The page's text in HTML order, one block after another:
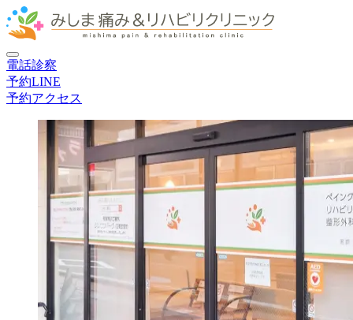
電話診察
予約LINE
予約アクセス